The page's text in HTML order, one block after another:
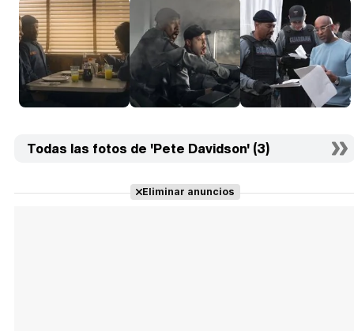
Todas las fotos de 'Pete Davidson' (3)
Eliminar anuncios